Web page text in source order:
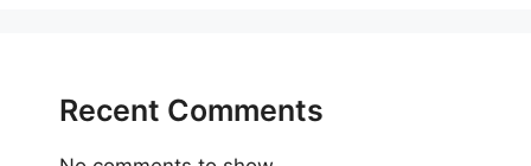
Recent Comments